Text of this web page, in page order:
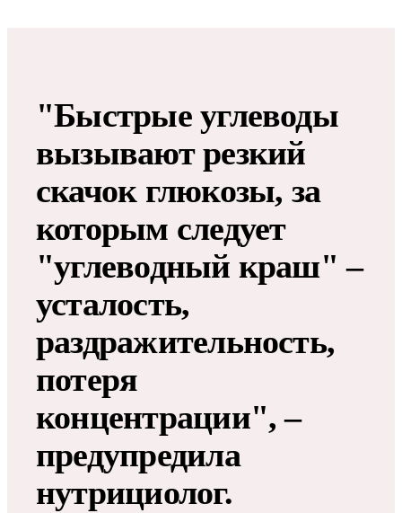
"Быстрые углеводы
вызывают резкий
скачок глюкозы, за
которым следует
"углеводный краш" –
усталость,
раздражительность,
потеря
концентрации", –
предупредила
нутрициолог.